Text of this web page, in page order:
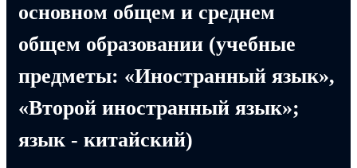
основном общем и среднем
общем образовании (учебные
предметы: «Иностранный язык»,
«Второй иностранный язык»;
язык - китайский)